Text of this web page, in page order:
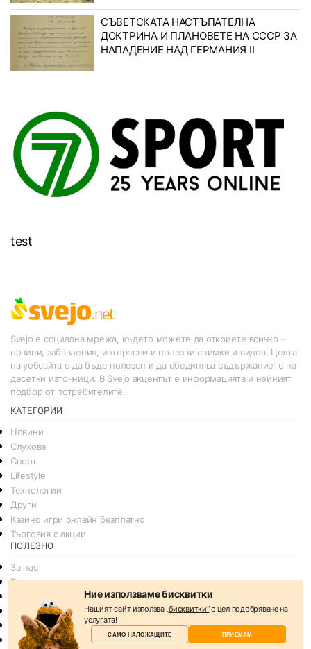
СЪВЕТСКАТА НАСТЪПАТЕЛНА
ДОКТРИНА И ПЛАНОВЕТЕ НА СССР ЗА
НАПАДЕНИЕ НАД ГЕРМАНИЯ II
test
Svejo е социална мрежа, където можете да откриете всичко –
новини, забавления, интересни и полезни снимки и видеа. Целта
на уебсайта е да бъде полезен и да обединява съдържанието на
десетки източници. В Svejo акцентът е информацията и нейният
подбор от потребителите.
КАТЕГОРИИ
Новини
Слухове
Спорт
Lifestyle
Технологии
Други
Казино игри онлайн безплатно
Търговия с акции
ПОЛЕЗНО
За нас
Реклама
Условия за споделяне
Политика за поверителснот
Политика на Бисквитките
Ние използваме бисквитки
Нашият сайт използва „бисквитки“с цел подобряване на
услугата!
САМО НАЛОЖАЩИТЕ ПРИЕМАМ